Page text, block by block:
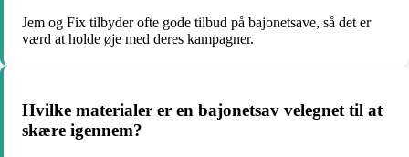
Jem og Fix tilbyder ofte gode tilbud på bajonetsave, så det er
værd at holde øje med deres kampagner.
Hvilke materialer er en bajonetsav velegnet til at
skære igennem?